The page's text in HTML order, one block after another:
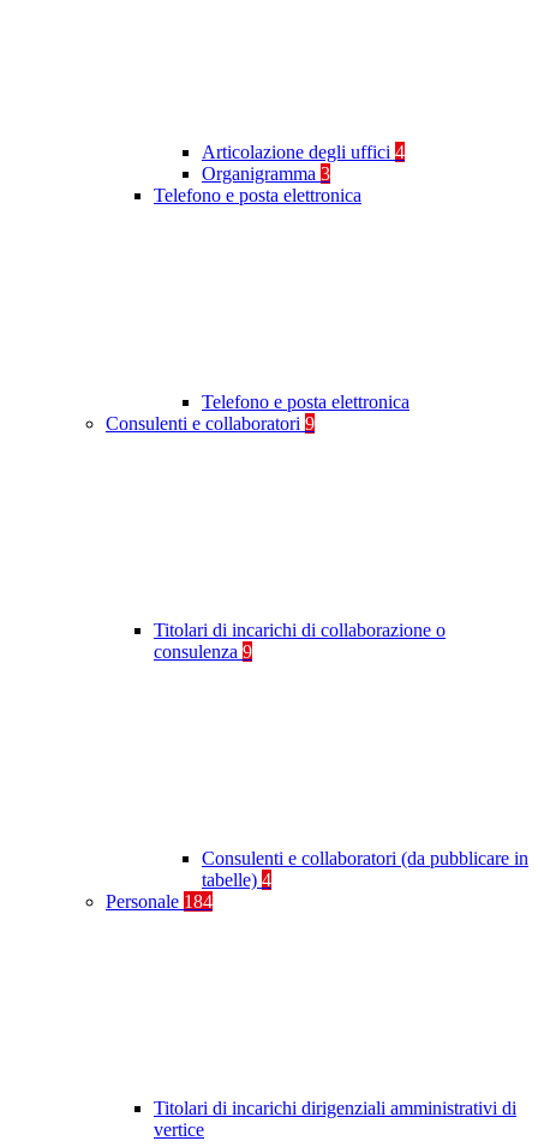
Articolazione degli uffici 4
Organigramma 3
Telefono e posta elettronica
Telefono e posta elettronica
Consulenti e collaboratori 9
Titolari di incarichi di collaborazione o
consulenza 9
Consulenti e collaboratori (da pubblicare in
tabelle) 4
Personale 184
Titolari di incarichi dirigenziali amministrativi di
vertice